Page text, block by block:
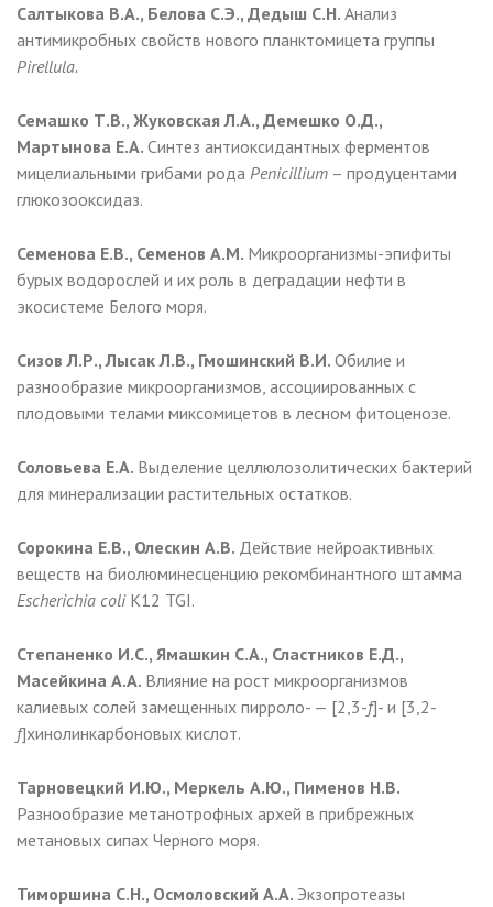
Cалтыкова В.А., Белова С.Э., Дедыш С.Н. Анализ
антимикробных свойств нового планктомицета группы
Pirellula.
Семашко Т.В., Жуковская Л.А., Демешко О.Д.,
Мартынова Е.А. Синтез антиоксидантных ферментов
мицелиальными грибами рода Penicillium – продуцентами
глюкозооксидаз.
Семенова Е.В., Семенов А.М. Микроорганизмы-эпифиты
бурых водорослей и их роль в деградации нефти в
экосистеме Белого моря.
Сизов Л.Р., Лысак Л.В., Гмошинский В.И. Обилие и
разнообразие микроорганизмов, ассоциированных с
плодовыми телами миксомицетов в лесном фитоценозе.
Соловьева Е.А. Выделение целлюлозолитических бактерий
для минерализации растительных остатков.
Сорокина Е.В., Олескин А.В. Действие нейроактивных
веществ на биолюминесценцию рекомбинантного штамма
Escherichia coliK12 TGI.
Степаненко И.С., Ямашкин С.А., Сластников Е.Д.,
Масейкина А.А. Влияние на рост микроорганизмов
калиевых солей замещенных пирроло- — [2,3-f]- и [3,2-
f]хинолинкарбоновых кислот.
Тарновецкий И.Ю., Меркель А.Ю., Пименов Н.В.
Разнообразие метанотрофных архей в прибрежных
метановых сипах Черного моря.
Тиморшина С.Н., Осмоловский А.А. Экзопротеазы